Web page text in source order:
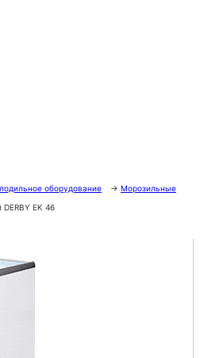
оборудование → Морозильные
EK 46